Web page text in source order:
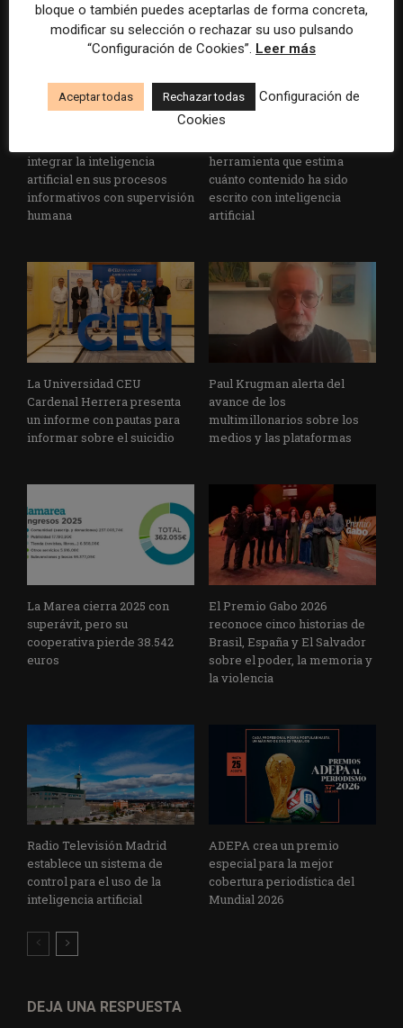
integrar la inteligencia
artificial en sus procesos
informativos con supervisión
humana
herramienta que estima
cuánto contenido ha sido
escrito con inteligencia
artificial
La Universidad CEU
Cardenal Herrera presenta
un informe con pautas para
informar sobre el suicidio
Paul Krugman alerta del
avance de los
multimillonarios sobre los
medios y las plataformas
La Marea cierra 2025 con
superávit, pero su
cooperativa pierde 38.542
euros
El Premio Gabo 2026
reconoce cinco historias de
Brasil, España y El Salvador
sobre el poder, la memoria y
la violencia
Radio Televisión Madrid
establece un sistema de
control para el uso de la
inteligencia artificial
ADEPA crea un premio
especial para la mejor
cobertura periodística del
Mundial 2026
DEJA UNA RESPUESTA
bloque o también puedes aceptarlas de forma concreta,
modificar su selección o rechazar su uso pulsando
“Configuración de Cookies”. Leer más
Aceptar todas Rechazar todas
Configuración de
Cookies